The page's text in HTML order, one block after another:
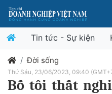
Tin tức - Sự kiện
Đời sống
Thứ Sáu, 23/06/2023, 09:40
Bố tôi thất